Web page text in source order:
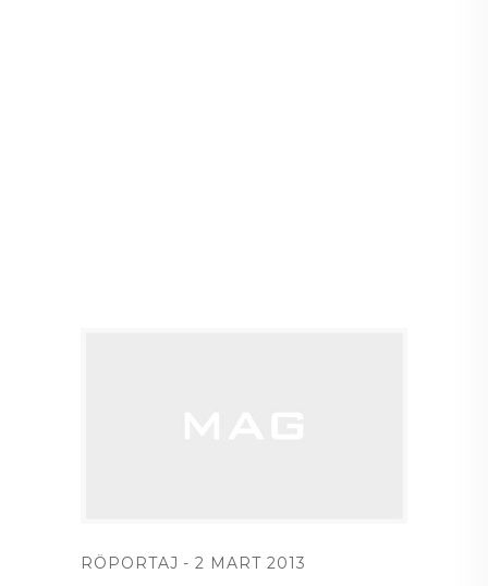
RÖPORTAJ 2 MART 2013